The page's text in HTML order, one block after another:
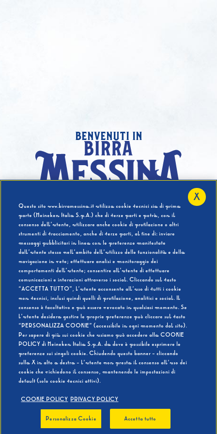
benvenuti in
Hai compiuto 18 Anni?
SI NO
BEVI RESPONSABILMENTE
Questo sito www.birramessina.it utilizza cookie tecnici sia di prima
parte (Heineken Italia S.p.A.) che di terze parti e potrà, con il
consenso dell’utente, utilizzare anche cookie di profilazione o altri
strumenti di tracciamento, anche di terze parti, al fine di: inviare
messaggi pubblicitari in linea con le preferenze manifestate
dall’utente stesso nell’ambito dell’utilizzo delle funzionalità e della
navigazione in rete; effettuare analisi e monitoraggio dei
comportamenti dell’utente; consentire all’utente di effettuare
comunicazioni e interazioni attraverso i social. Cliccando sul tasto
“ACCETTA TUTTO”, l’utente acconsente all’uso di tutti i cookie
non tecnici, inclusi quindi quelli di profilazione, analitici e social. Il
consenso è facoltativo e può essere revocato in qualsiasi momento. Se
l’utente desidera gestire le proprie preferenze può cliccare sul tasto
“PERSONALIZZA COOKIE” (accessibile in ogni momento dal sito).
Per sapere di più sui cookie che usiamo può accedere alla COOKIE
POLICY di Heineken Italia S.p.A. da dove è possibile esprimere le
preferenze sui singoli cookie. Chiudendo questo banner - cliccando
sulla X in alto a destra - l’utente non presta il consenso all’uso dei
cookie che richiedono il consenso, mantenendo le impostazioni di
default (solo cookie tecnici attivi).
COOKIE POLICY PRIVACY POLICY
Personalizza Cookie Accetta tutto
X